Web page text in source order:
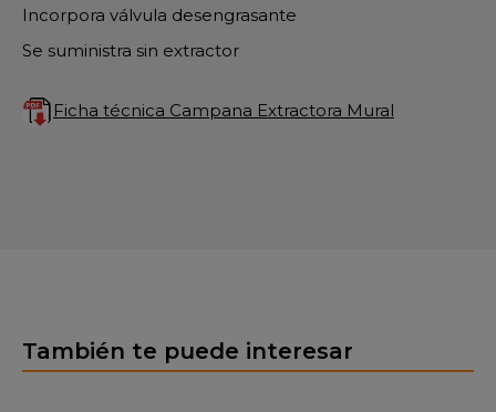
Incorpora válvula desengrasante
Se suministra sin extractor
Ficha técnica Campana Extractora Mural
También te puede interesar